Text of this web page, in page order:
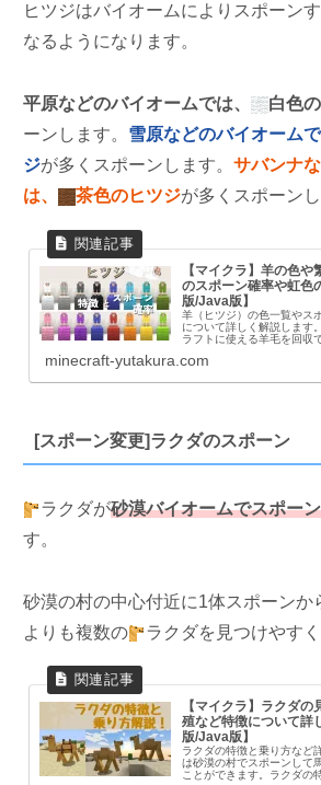
ヒツジはバイオームによりスポーン
なるようになります。
平原などのバイオームでは、 白色
ーンします。 雪原などのバイオームで
ジが多くスポーンします。 サバンナ
は、
茶色のヒツジが多くスポーンし
【マイクラ】羊の色
のスポーン確率や虹色
版/Java版】
羊（ヒツジ）の色一覧やス
について詳しく解説します
ラフトに使える羊毛を回収
報体力×4(8)ドロップ生の
minecraft-yutakura.com
[スポーン変更]ラクダのスポーン
ラクダが砂漠バイオームでスポーン
す。
砂漠の村の中心付近に1体スポーンか
よりも複数の
ラクダを見つけやすく
【マイクラ】ラクダ
殖など特徴について詳
版/Java版】
ラクダの特徴と乗り方など
は砂漠の村でスポーンして
ことができます。ラクダの